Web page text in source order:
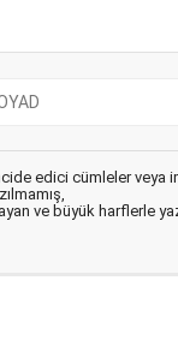
edici cümleler veya
ve büyük harflerle